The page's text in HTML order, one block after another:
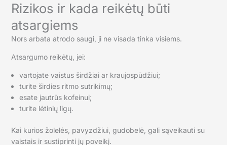
Rizikos ir kada reikėtų būti
atsargiems
Nors arbata atrodo saugi, ji ne visada tinka visiems.
Atsargumo reikėtų, jei:
vartojate vaistus širdžiai ar kraujospūdžiui;
turite širdies ritmo sutrikimų;
esate jautrūs kofeinui;
turite lėtinių ligų.
Kai kurios žolelės, pavyzdžiui, gudobelė, gali sąveikauti su
vaistais ir sustiprinti jų poveikį.